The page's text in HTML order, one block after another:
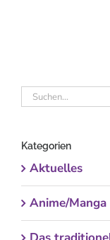
Suche
Kategorien
Aktuelles
Anime/Manga